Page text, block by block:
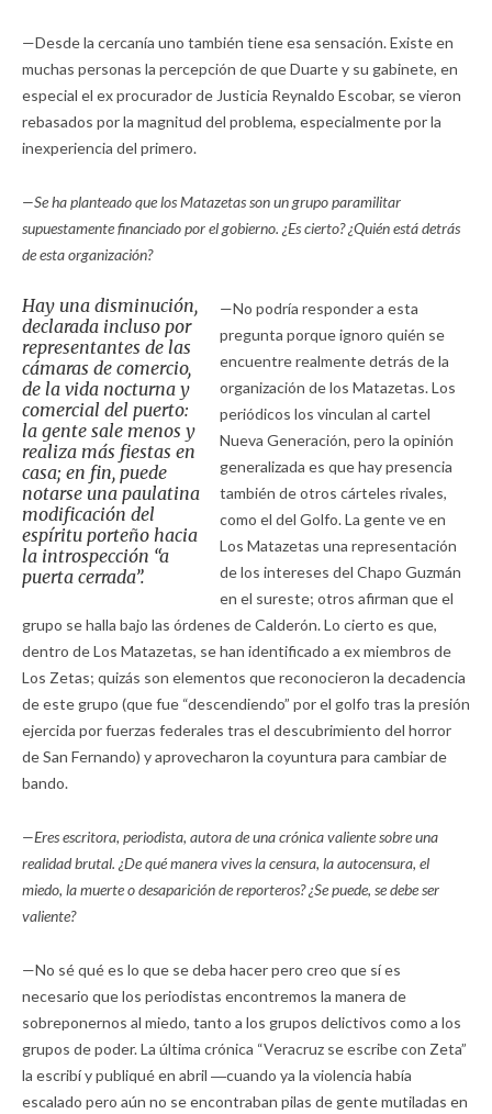
—Desde la cercanía uno también tiene esa sensación. Existe en
muchas personas la percepción de que Duarte y su gabinete, en
especial el ex procurador de Justicia Reynaldo Escobar, se vieron
rebasados por la magnitud del problema, especialmente por la
inexperiencia del primero.
—Se ha planteado que los Matazetas son un grupo paramilitar
supuestamente financiado por el gobierno. ¿Es cierto? ¿Quién está detrás
de esta organización?
Hay una disminución,
declarada incluso por
representantes de las
cámaras de comercio,
de la vida nocturna y
comercial del puerto:
la gente sale menos y
realiza más fiestas en
casa; en fin, puede
notarse una paulatina
modificación del
espíritu porteño hacia
la introspección “a
puerta cerrada”.
—No podría responder a esta
pregunta porque ignoro quién se
encuentre realmente detrás de la
organización de los Matazetas. Los
periódicos los vinculan al cartel
Nueva Generación, pero la opinión
generalizada es que hay presencia
también de otros cárteles rivales,
como el del Golfo. La gente ve en
Los Matazetas una representación
de los intereses del Chapo Guzmán
en el sureste; otros afirman que el
grupo se halla bajo las órdenes de Calderón. Lo cierto es que,
dentro de Los Matazetas, se han identificado a ex miembros de
Los Zetas; quizás son elementos que reconocieron la decadencia
de este grupo (que fue “descendiendo” por el golfo tras la presión
ejercida por fuerzas federales tras el descubrimiento del horror
de San Fernando) y aprovecharon la coyuntura para cambiar de
bando.
—Eres escritora, periodista, autora de una crónica valiente sobre una
realidad brutal. ¿De qué manera vives la censura, la autocensura, el
miedo, la muerte o desaparición de reporteros? ¿Se puede, se debe ser
valiente?
—No sé qué es lo que se deba hacer pero creo que sí es
necesario que los periodistas encontremos la manera de
sobreponernos al miedo, tanto a los grupos delictivos como a los
grupos de poder. La última crónica “Veracruz se escribe con Zeta”
la escribí y publiqué en abril ―cuando ya la violencia había
escalado pero aún no se encontraban pilas de gente mutiladas en